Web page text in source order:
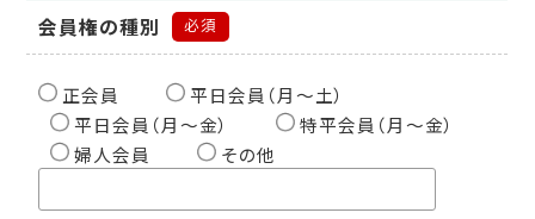
会員権の種別 必須
正会員
平日会員（月〜土）
平日会員（月〜金）
特平会員（月〜金）
婦人会員
その他